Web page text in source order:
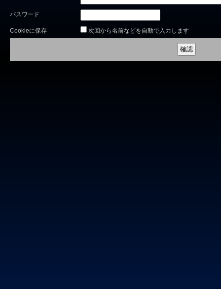
パスワード
Cookieに保存 次回から名前などを自動で入力します